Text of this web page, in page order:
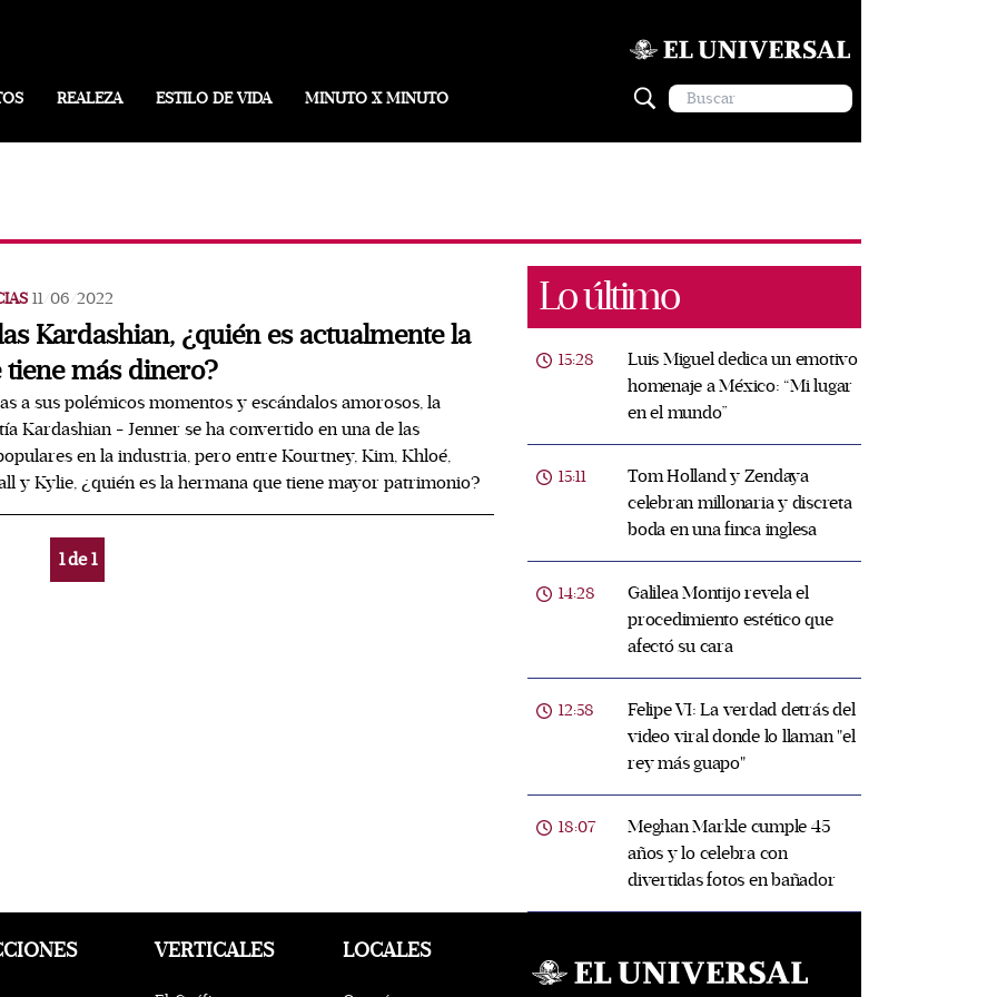
REALEZA ESTILO DE VIDA MINUTO X MINUTO
11/06/2022
Kardashian, ¿quién es actualmente la
tiene más dinero?
a sus polémicos momentos y escándalos amorosos, la
Kardashian - Jenner se ha convertido en una de las
en la industria, pero entre Kourtney, Kim, Khloé,
y Kylie, ¿quién es la hermana que tiene mayor patrimonio?
1de1
Lo último
15:28
Luis Miguel dedica un emotivo
homenaje a México: “Mi lugar
en el mundo”
15:11
Tom Holland y Zendaya
celebran millonaria y discreta
boda en una finca inglesa
14:28
Galilea Montijo revela el
procedimiento estético que
afectó su cara
12:58
Felipe VI: La verdad detrás del
video viral donde lo llaman "el
rey más guapo"
18:07
Meghan Markle cumple 45
años y lo celebra con
divertidas fotos en bañador
VERTICALES LOCALES